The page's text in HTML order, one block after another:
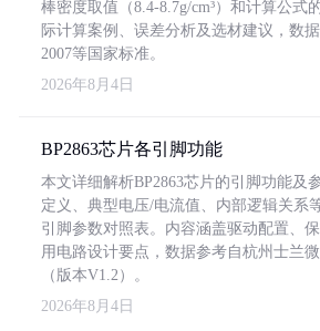
棒密度取值（8.4-8.7g/cm³）和计算公式
际计算案例、误差分析及选材建议，数
2007等国家标准。
2026年8月4日
BP2863芯片各引脚功能
本文详细解析BP2863芯片的引脚功能及
定义、典型电压/电流值、内部逻辑关系
引脚参数对照表。内容涵盖驱动配置、
用电路设计要点，数据参考自杭州士兰
（版本V1.2）。
2026年8月4日